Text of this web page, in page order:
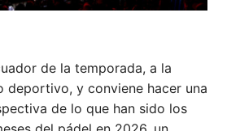
de la temporada, a la
deportivo, y conviene hacer una
de lo que han sido los